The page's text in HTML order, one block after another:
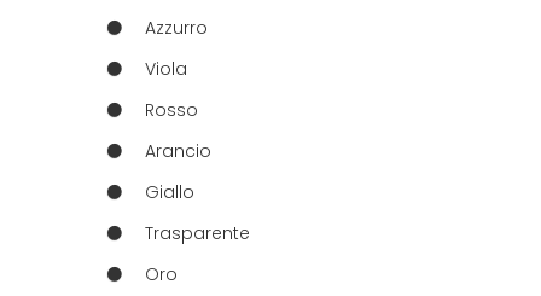
Azzurro
Viola
Rosso
Arancio
Giallo
Trasparente
Oro